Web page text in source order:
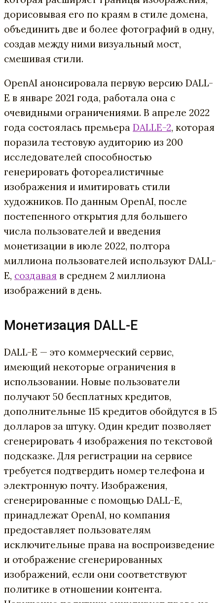
дорисовывая его по краям в стиле домена,
объединить две и более фотографий в одну,
создав между ними визуальный мост,
смешивая стили.
OpenAI анонсировала первую версию DALL-
E в январе 2021 года, работала она с
очевидными ограничениями. В апреле 2022
года состоялась премьера DALLE-2, которая
поразила тестовую аудиторию из 200
исследователей способностью
генерировать фотореалистичные
изображения и имитировать стили
художников. По данным OpenAI, после
постепенного открытия для большего
числа пользователей и введения
монетизации в июле 2022, полтора
миллиона пользователей используют DALL-
E, создавая в среднем 2 миллиона
изображений в день.
Монетизация DALL-E
DALL-E — это коммерческий сервис,
имеющий некоторые ограничения в
использовании. Новые пользователи
получают 50 бесплатных кредитов,
дополнительные 115 кредитов обойдутся в 15
долларов за штуку. Один кредит позволяет
сгенерировать 4 изображения по текстовой
подсказке. Для регистрации на сервисе
требуется подтвердить номер телефона и
электронную почту. Изображения,
сгенерированные с помощью DALL-E,
принадлежат OpenAI, но компания
предоставляет пользователям
исключительные права на воспроизведение
и отображение сгенерированных
изображений, если они соответствуют
политике в отношении контента.